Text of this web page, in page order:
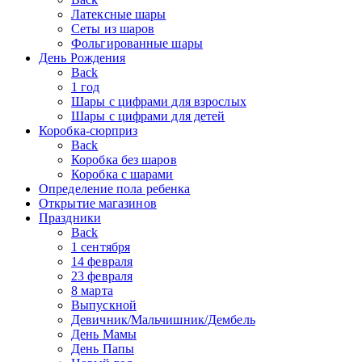
Латексные шары
Сеты из шаров
Фольгированные шары
День Рождения
Back
1 год
Шары с цифрами для взрослых
Шары с цифрами для детей
Коробка-сюрприз
Back
Коробка без шаров
Коробка с шарами
Определение пола ребенка
Открытие магазинов
Праздники
Back
1 сентября
14 февраля
23 февраля
8 марта
Выпускной
Девичник/Мальчишник/Дембель
День Мамы
День Папы